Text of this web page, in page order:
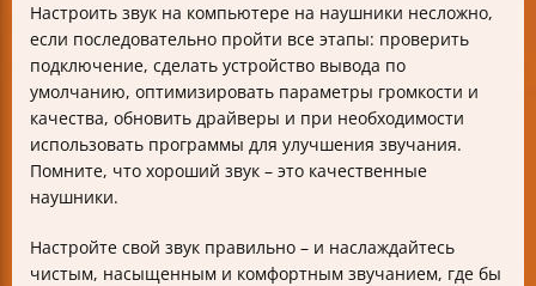
Настроить звук на компьютере на наушники несложно,
если последовательно пройти все этапы: проверить
подключение, сделать устройство вывода по
умолчанию, оптимизировать параметры громкости и
качества, обновить драйверы и при необходимости
использовать программы для улучшения звучания.
Помните, что хороший звук – это качественные
наушники.
Настройте свой звук правильно – и наслаждайтесь
чистым, насыщенным и комфортным звучанием, где бы